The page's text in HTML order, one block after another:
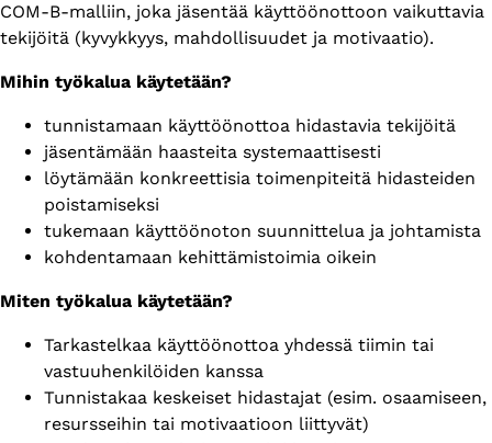
COM-B-malliin, joka jäsentää käyttöönottoon vaikuttavia
tekijöitä (kyvykkyys, mahdollisuudet ja motivaatio).
Mihin työkalua käytetään?
tunnistamaan käyttöönottoa hidastavia tekijöitä
jäsentämään haasteita systemaattisesti
löytämään konkreettisia toimenpiteitä hidasteiden
poistamiseksi
tukemaan käyttöönoton suunnittelua ja johtamista
kohdentamaan kehittämistoimia oikein
Miten työkalua käytetään?
Tarkastelkaa käyttöönottoa yhdessä tiimin tai
vastuuhenkilöiden kanssa
Tunnistakaa keskeiset hidastajat (esim. osaamiseen,
resursseihin tai motivaatioon liittyvät)